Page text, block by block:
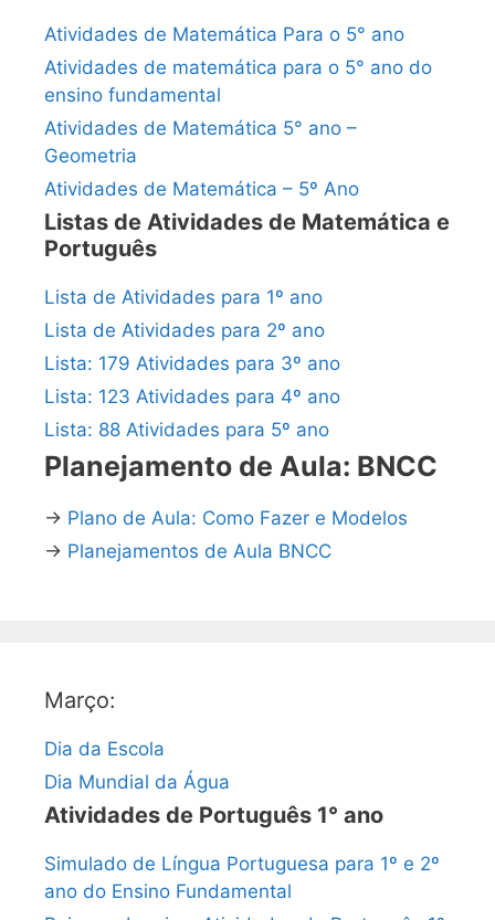
Atividades de Matemática Para o 5° ano
Atividades de matemática para o 5° ano do
ensino fundamental
Atividades de Matemática 5° ano –
Geometria
Atividades de Matemática – 5º Ano
Listas de Atividades de Matemática e
Português
Lista de Atividades para 1º ano
Lista de Atividades para 2º ano
Lista: 179 Atividades para 3º ano
Lista: 123 Atividades para 4º ano
Lista: 88 Atividades para 5º ano
Planejamento de Aula: BNCC
→ Plano de Aula: Como Fazer e Modelos
→ Planejamentos de Aula BNCC
Março:
Dia da Escola
Dia Mundial da Água
Atividades de Português 1° ano
Simulado de Língua Portuguesa para 1º e 2º
ano do Ensino Fundamental